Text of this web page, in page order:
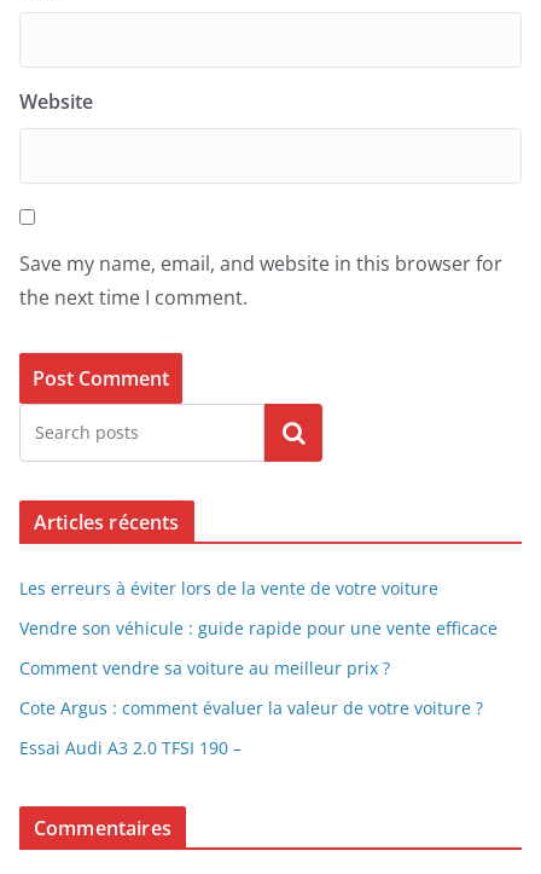
Website
Save my name, email, and website in this browser for
the next time I comment.
Search
Articles récents
Les erreurs à éviter lors de la vente de votre voiture
Vendre son véhicule : guide rapide pour une vente efficace
Comment vendre sa voiture au meilleur prix ?
Cote Argus : comment évaluer la valeur de votre voiture ?
Essai Audi A3 2.0 TFSI 190 –
Commentaires